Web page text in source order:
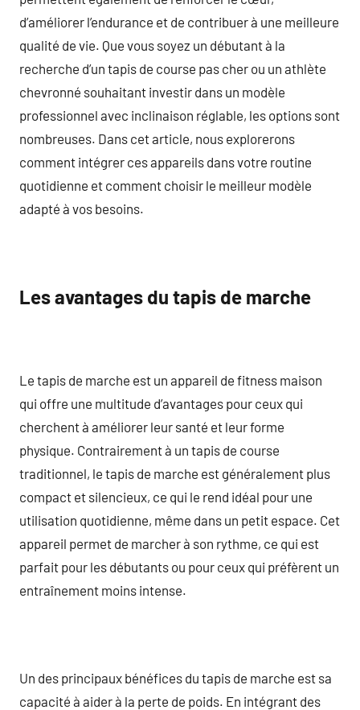
d’améliorer l’endurance et de contribuer à une meilleure
qualité de vie. Que vous soyez un débutant à la
recherche d’un tapis de course pas cher ou un athlète
chevronné souhaitant investir dans un modèle
professionnel avec inclinaison réglable, les options sont
nombreuses. Dans cet article, nous explorerons
comment intégrer ces appareils dans votre routine
quotidienne et comment choisir le meilleur modèle
adapté à vos besoins.
Les avantages du tapis de marche
Le tapis de marche est un appareil de fitness maison
qui offre une multitude d’avantages pour ceux qui
cherchent à améliorer leur santé et leur forme
physique. Contrairement à un tapis de course
traditionnel, le tapis de marche est généralement plus
compact et silencieux, ce qui le rend idéal pour une
utilisation quotidienne, même dans un petit espace. Cet
appareil permet de marcher à son rythme, ce qui est
parfait pour les débutants ou pour ceux qui préfèrent un
entraînement moins intense.
Un des principaux bénéfices du tapis de marche est sa
capacité à aider à la perte de poids. En intégrant des